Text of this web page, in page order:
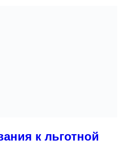
к льготной